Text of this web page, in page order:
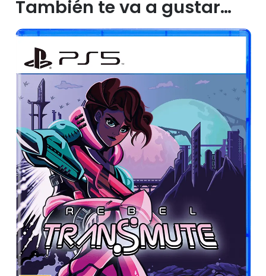
También te va a gustar…